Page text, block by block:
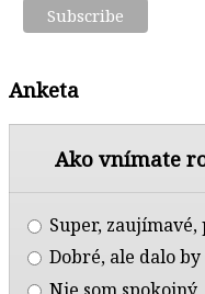
Anketa
Ako vnímate
Super, zaujímavé,
Dobré, ale dalo